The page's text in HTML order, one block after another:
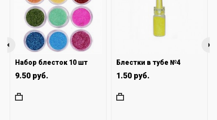
Набор блесток 10 шт
9.50 руб.
Блестки в тубе №4
1.50 руб.